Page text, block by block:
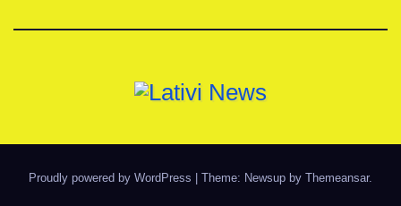
Proudly powered by WordPress Theme: Newsup by Themeansar.